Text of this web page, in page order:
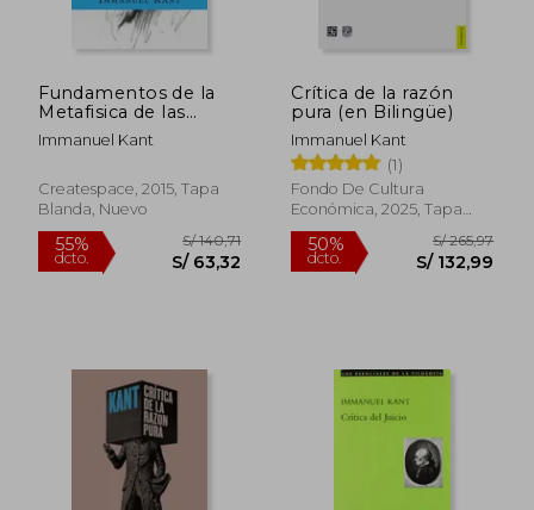
Fundamentos de la
Metafisica de las
Costumbres
Immanuel Kant
Createspace, 2015, Tapa
Blanda, Nuevo
Crítica de la razón
pura (en Bilingüe)
Immanuel Kant
(1)
Fondo De Cultura
Económica, 2025, Tapa
Blanda, Nuevo